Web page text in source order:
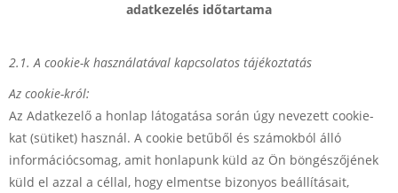
adatkezelés időtartama
2.1. A cookie-k használatával kapcsolatos tájékoztatás
Az cookie-król:
Az Adatkezelő a honlap látogatása során úgy nevezett cookie-
kat (sütiket) használ. A cookie betűből és számokból álló
információcsomag, amit honlapunk küld az Ön böngészőjének
küld el azzal a céllal, hogy elmentse bizonyos beállításait,